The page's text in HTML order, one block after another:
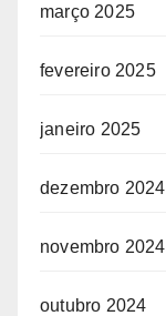
março 2025
fevereiro 2025
janeiro 2025
dezembro 2024
novembro 2024
outubro 2024